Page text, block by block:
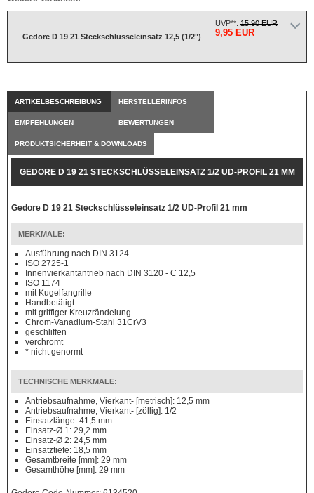
Gedore D 19 21 Steckschlüsseleinsatz 12,5 (1/2")
UVP**: 15,90 EUR
9,95 EUR
ARTIKELBESCHREIBUNG HERSTELLERINFOS
EMPFEHLUNGEN BEWERTUNGEN
PRODUKTSICHERHEIT & DOWNLOADS
GEDORE D 19 21 STECKSCHLÜSSELEINSATZ 1/2 UD-PROFIL 21 MM
Gedore D 19 21 Steckschlüsseleinsatz 1/2 UD-Profil 21 mm
MERKMALE:
Ausführung nach DIN 3124
ISO 2725-1
Innenvierkantantrieb nach DIN 3120 - C 12,5
ISO 1174
mit Kugelfangrille
Handbetätigt
mit griffiger Kreuzrändelung
Chrom-Vanadium-Stahl 31CrV3
geschliffen
verchromt
* nicht genormt
TECHNISCHE MERKMALE:
Antriebsaufnahme, Vierkant- [metrisch]: 12,5 mm
Antriebsaufnahme, Vierkant- [zöllig]: 1/2
Einsatzlänge: 41,5 mm
Einsatz-Ø 1: 29,2 mm
Einsatz-Ø 2: 24,5 mm
Einsatztiefe: 18,5 mm
Gesamtbreite [mm]: 29 mm
Gesamthöhe [mm]: 29 mm